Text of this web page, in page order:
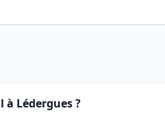
à Lédergues ?